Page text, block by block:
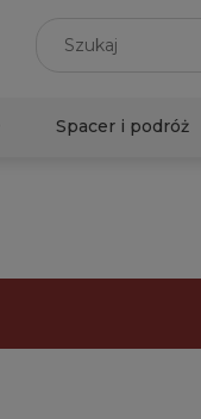
Spacer i podróż